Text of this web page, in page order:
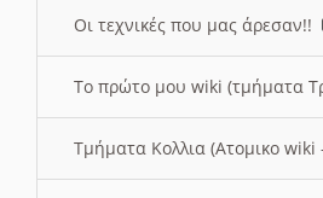
Οι τεχνικές που μας άρεσαν!!
Το πρώτο μου wiki (τμήματα
Τμήματα Κολλια (Ατομικο